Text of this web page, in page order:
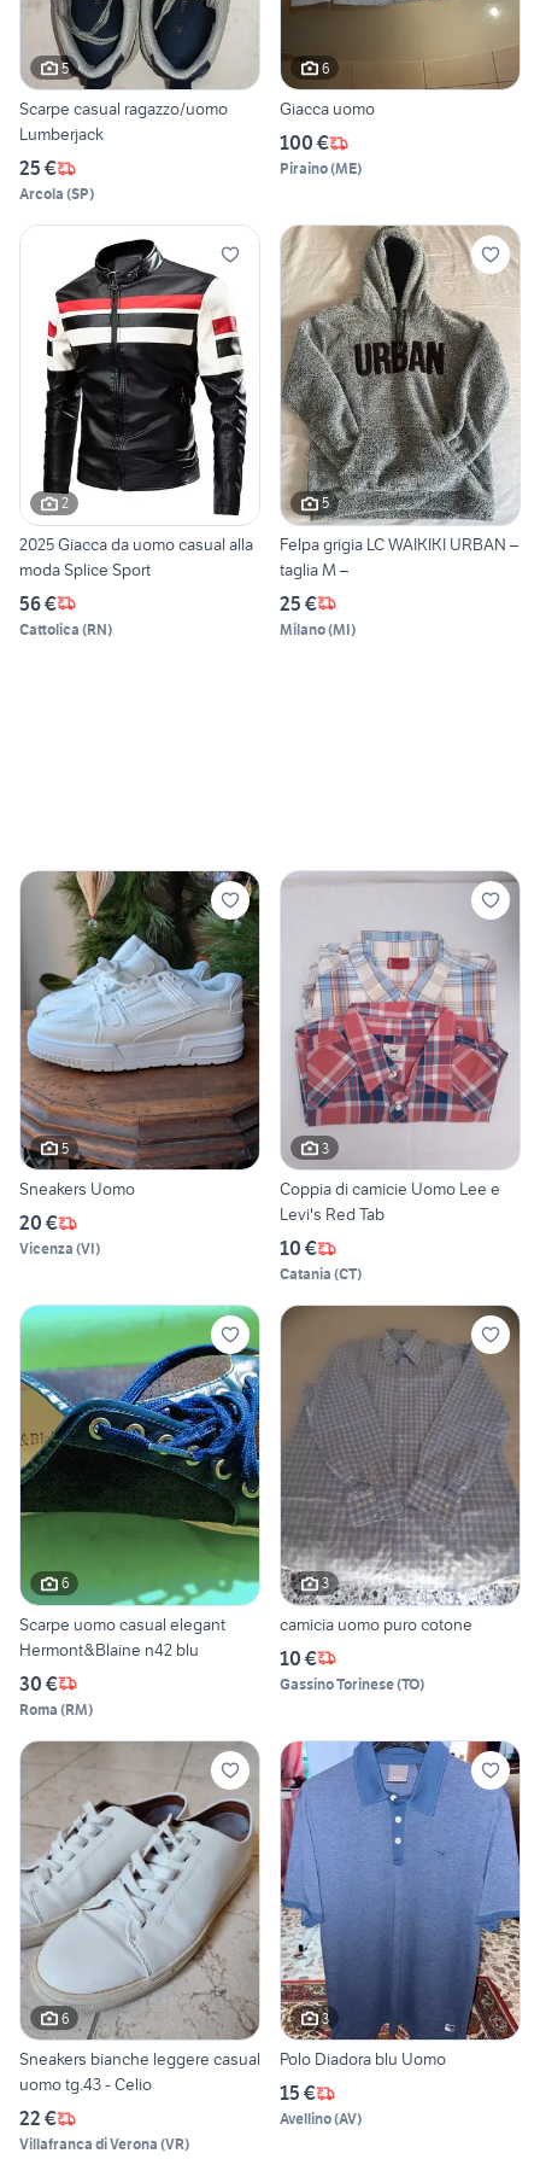
5
Scarpe casual ragazzo/uomo
Lumberjack
25 €
Arcola (SP)
6
Giacca uomo
100 €
Piraino(ME)
2
2025 Giacca da uomo casual alla
moda Splice Sport
56 €
Cattolica (RN)
5
Felpa grigia LC WAIKIKI URBAN –
taglia M –
25 €
Milano(MI)
5
Sneakers Uomo
20 €
Vicenza (VI)
3
Coppia di camicie Uomo Lee e
Levi's Red Tab
10 €
Catania (CT)
6
Scarpe uomo casual elegant
Hermont&Blaine n42 blu
30 €
Roma (RM)
3
camicia uomo puro cotone
10 €
Gassino Torinese(TO)
6
Sneakers bianche leggere casual
uomo tg.43 - Celio
22 €
Villafranca di Verona (VR)
3
Polo Diadora blu Uomo
15 €
Avellino(AV)